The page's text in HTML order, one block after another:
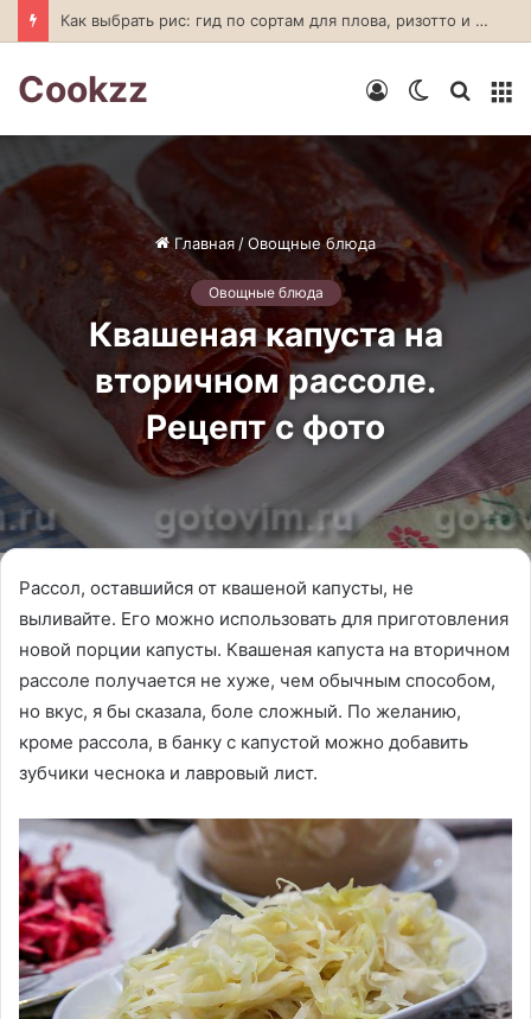
Как выбрать рис: гид по сортам для плова, ризотто и суши
Cookzz
Switch
Войти
Главная /Овощные блюда
Овощные блюда
Квашеная капуста на
вторичном рассоле.
Рецепт с фото
Рассол, оставшийся от квашеной капусты, не
выливайте. Его можно использовать для приготовления
новой порции капусты. Квашеная капуста на вторичном
рассоле получается не хуже, чем обычным способом,
но вкус, я бы сказала, боле сложный. По желанию,
кроме рассола, в банку с капустой можно добавить
зубчики чеснока и лавровый лист.